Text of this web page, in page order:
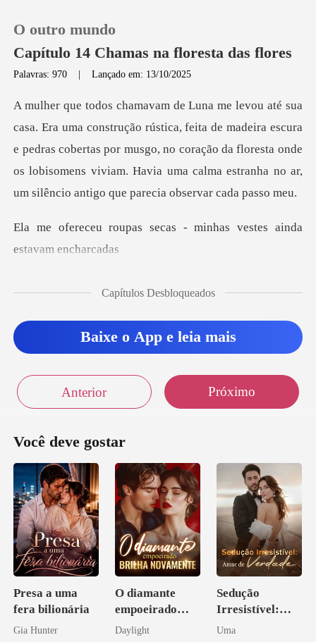
0
Sair
O outro mundo
Capítulo 14 Chamas na floresta das flores
Palavras: 970 |Lançado em: 13/10/2025
de madeira escura
e pedras cobertas por musgo, no coração da floresta onde
os lobisomens vi
secas - minhas vestes a
Capítulos Desbloqueados
Baixe o App e leia mais
Anterior Próximo
Você deve gostar
Presa a uma
fera bilionária
Gia Hunter
O diamante
empoeirado
brilha
Daylight
Sedução
Irresistível:
Amar de
Uma